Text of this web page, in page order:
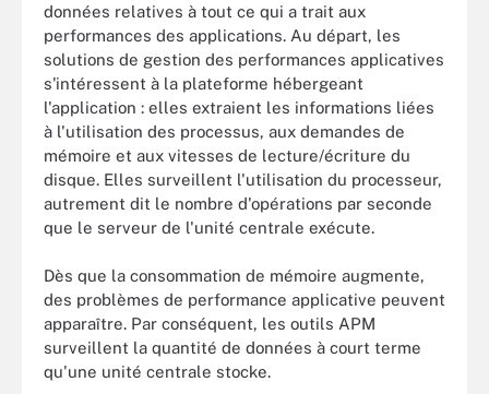
données relatives à tout ce qui a trait aux
performances des applications. Au départ, les
solutions de gestion des performances applicatives
s'intéressent à la plateforme hébergeant
l'application : elles extraient les informations liées
à l'utilisation des processus, aux demandes de
mémoire et aux vitesses de lecture/écriture du
disque. Elles surveillent l'utilisation du processeur,
autrement dit le nombre d'opérations par seconde
que le serveur de l'unité centrale exécute.
Dès que la consommation de mémoire augmente,
des problèmes de performance applicative peuvent
apparaître. Par conséquent, les outils APM
surveillent la quantité de données à court terme
qu'une unité centrale stocke.